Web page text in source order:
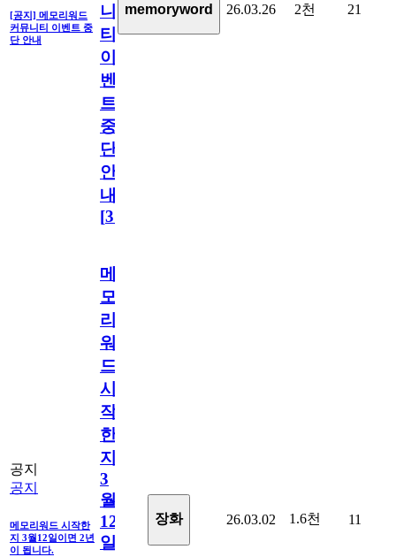
[공지] 메모리워드
커뮤니티 이벤트 중
단 안내
니
티
이
벤
트
중
단
안
내
[31
memoryword 26.03.26 2천 21
공지
공지
메모리워드 시작한
지 3월12일이면 2년
이 됩니다.
메
모
리
워
드
시
작
한
지
3
월
12
일
장화 26.03.02 1.6천 11